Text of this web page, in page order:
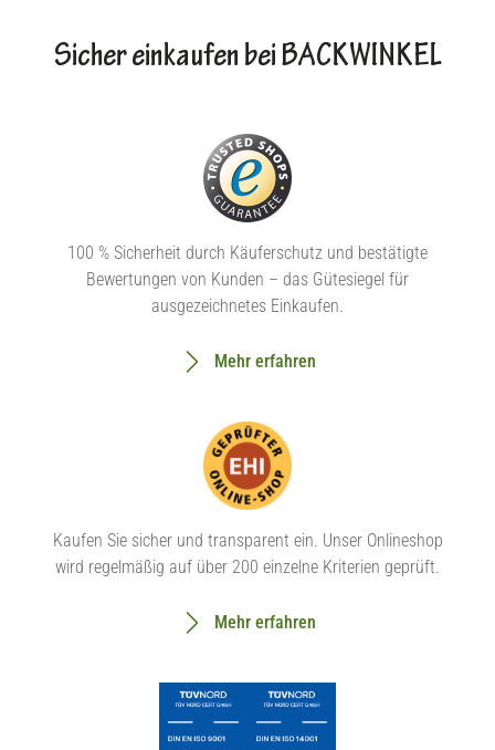
Sicher einkaufen bei BACKWINKEL
100 % Sicherheit durch Käuferschutz und bestätigte
Bewertungen von Kunden – das Gütesiegel für
ausgezeichnetes Einkaufen.
Mehr erfahren
Kaufen Sie sicher und transparent ein. Unser Onlineshop
wird regelmäßig auf über 200 einzelne Kriterien geprüft.
Mehr erfahren